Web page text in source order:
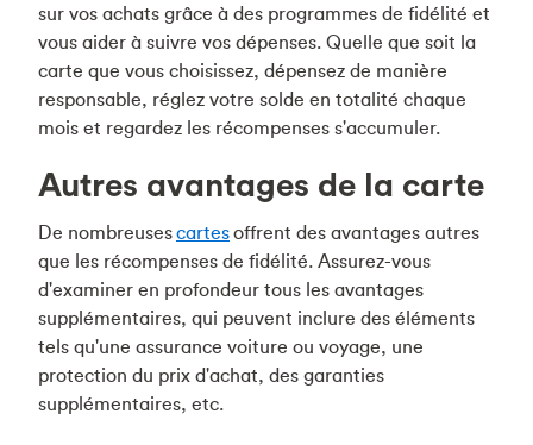
sur vos achats grâce à des programmes de fidélité et
vous aider à suivre vos dépenses. Quelle que soit la
carte que vous choisissez, dépensez de manière
responsable, réglez votre solde en totalité chaque
mois et regardez les récompenses s'accumuler.
Autres avantages de la carte
De nombreusescartesoffrent des avantages autres
que les récompenses de fidélité. Assurez-vous
d'examiner en profondeur tous les avantages
supplémentaires, qui peuvent inclure des éléments
tels qu'une assurance voiture ou voyage, une
protection du prix d'achat, des garanties
supplémentaires, etc.